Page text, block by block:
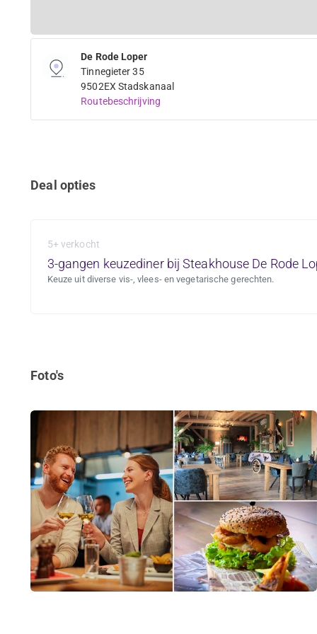
De Rode Loper
Tinnegieter 35
9502EX Stadskanaal
Routebeschrijving
Deal opties
5+ verkocht
3-gangen keuzediner bij Steakhouse De Rode
Keuze uit diverse vis-, vlees- en vegetarische gerechten.
Foto's